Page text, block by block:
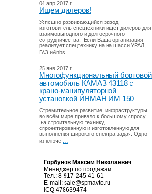
04 апр 2017 г.
Ищем дилеров!
Успешно развивающийся завод-
изготовитель спецтехники ищет дилеров для
взаимовыгодного и долгосрочного
сотрудничества. Если Ваша организация
реализует спецтехнику на на шасси УРАЛ,
ГАЗ и&nbs ...
25 янв 2017 г.
Многофункциональный бортовой
автомобиль КАМАЗ 43118 с
крано-манипуляторной
установкой ИНМАН ИМ 150
Стремительное развитие инфраструктуры
во всём мире привело к большому спросу
на строительную технику,
спроектированную и изготовленную для
выполнения широкого спектра задач. Одно
из ключе ...
Горбунов Максим Николаевич
Менеджер по продажам
Тел.: 8-917-245-41-61
E-mail: sale@spmavto.ru
ICQ 478639474